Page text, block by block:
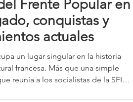
Frente Popular en
conquistas y
actuales
un lugar singular en la historia
francesa. Más que una simple
reunía a los socialistas de la SFIO,